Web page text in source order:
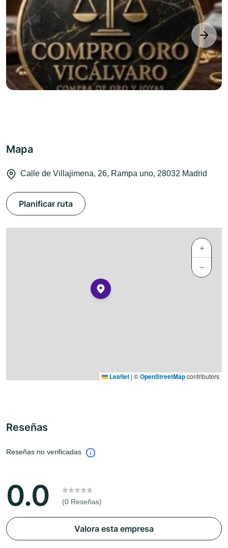
next
Mapa
Calle de Villajimena, 26, Rampa uno, 28032 Madrid
Planificar ruta
+
−
Leaflet | ©OpenStreetMapcontributors
Reseñas
Reseñas no verificadas
0.0 (0 Reseñas)
Valora esta empresa